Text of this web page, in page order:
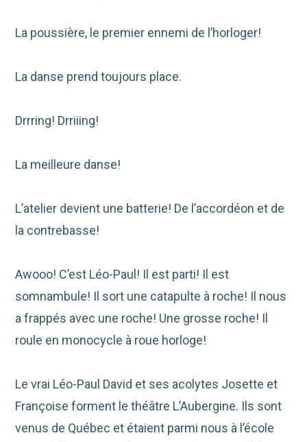
La poussière, le premier ennemi de l’horloger!
La danse prend toujours place.
Drrring! Drriiing!
La meilleure danse!
L’atelier devient une batterie! De l’accordéon et de
la contrebasse!
Awooo! C’est Léo-Paul! Il est parti! Il est
somnambule! Il sort une catapulte à roche! Il nous
a frappés avec une roche! Une grosse roche! Il
roule en monocycle à roue horloge!
Le vrai Léo-Paul David et ses acolytes Josette et
Françoise forment le théâtre L’Aubergine. Ils sont
venus de Québec et étaient parmi nous à l’école